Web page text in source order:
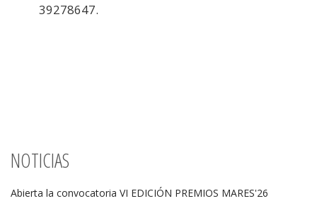
39278647.
NOTICIAS
Abierta la convocatoria VI EDICIÓN PREMIOS MARES'26